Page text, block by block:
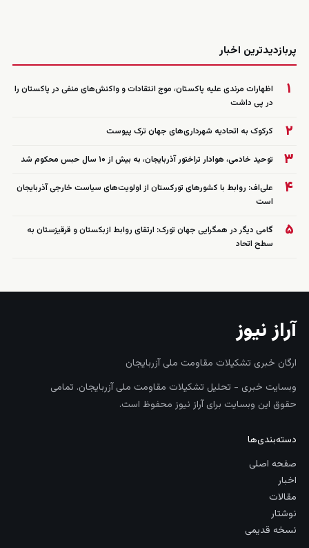
پربازدیدترین اخبار
۱
اظهارات مرندی علیه پاکستان، موج انتقادات و واکنش‌های منفی در پاکستان را
در پی داشت
۲ کرکوک به اتحادیه شهرداری‌های جهان ترک پیوست
۳ توحید خادمی، هوادار تراختور آذربایجان، به بیش از ۱۰ سال حبس محکوم شد
۴
علی‌اف: روابط با کشورهای تورکستان از اولویت‌های سیاست خارجی آذربایجان
است
۵
گامی دیگر در همگرایی جهان تورک: ارتقای روابط ازبکستان و قرقیزستان به
سطح اتحاد
آراز نیوز
ارگان خبری تشکیلات مقاومت ملی آزربایجان
وبسایت خبری - تحلیل تشکیلات مقاومت ملی آزربایجان. تمامی
حقوق این وبسایت برای آراز نیوز محفوظ است.
دسته‌بندی‌ها
صفحه اصلی
اخبار
مقالات
نوشتار
نسخه قدیمی